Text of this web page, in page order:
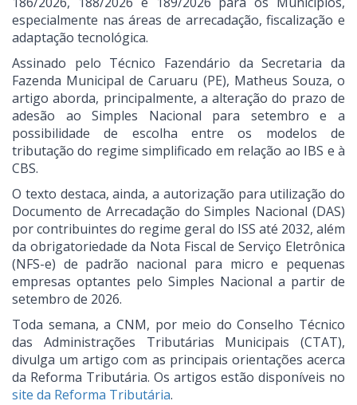
especialmente nas áreas de arrecadação, fiscalização e
adaptação tecnológica.
Assinado pelo Técnico Fazendário da Secretaria da
Fazenda Municipal de Caruaru (PE), Matheus Souza, o
artigo aborda, principalmente, a alteração do prazo de
adesão ao Simples Nacional para setembro e a
possibilidade de escolha entre os modelos de
tributação do regime simplificado em relação ao IBS e à
CBS.
O texto destaca, ainda, a autorização para utilização do
Documento de Arrecadação do Simples Nacional (DAS)
por contribuintes do regime geral do ISS até 2032, além
da obrigatoriedade da Nota Fiscal de Serviço Eletrônica
(NFS-e) de padrão nacional para micro e pequenas
empresas optantes pelo Simples Nacional a partir de
setembro de 2026.
Toda semana, a CNM, por meio do Conselho Técnico
das Administrações Tributárias Municipais (CTAT),
divulga um artigo com as principais orientações acerca
da Reforma Tributária. Os artigos estão disponíveis no
site da Reforma Tributária.